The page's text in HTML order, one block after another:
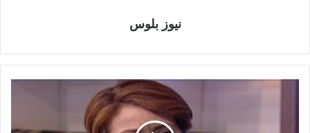
نيوز بلوس